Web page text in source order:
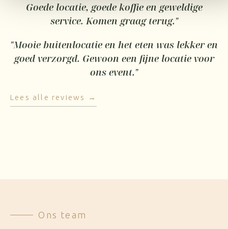
Goede locatie, goede koffie en geweldige
service. Komen graag terug."
"Mooie buitenlocatie en het eten was lekker en
goed verzorgd. Gewoon een fijne locatie voor
ons event."
Lees alle reviews →
Ons team